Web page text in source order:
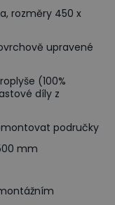
rozměry 450 x
upravené
(100%
díly z
područky
mm